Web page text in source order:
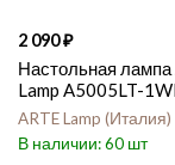
2 090
Настольная лампа
Lamp A5005LT-
ARTE Lamp Италия
60